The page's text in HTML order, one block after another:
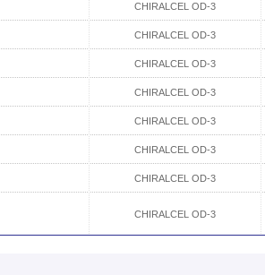
CHIRALCEL OD-3
CHIRALCEL OD-3
CHIRALCEL OD-3
CHIRALCEL OD-3
CHIRALCEL OD-3
CHIRALCEL OD-3
CHIRALCEL OD-3
CHIRALCEL OD-3